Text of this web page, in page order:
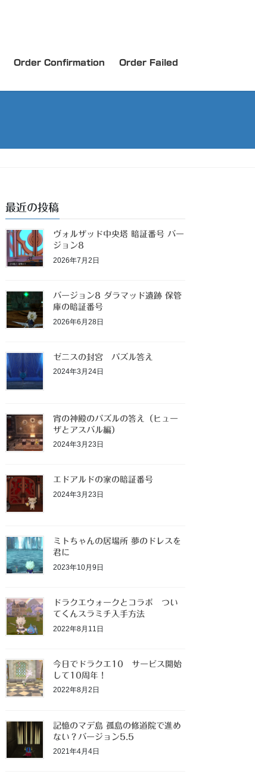
Order Confirmation Order Failed
最近の投稿
ヴォルザッド中央塔 暗証番号 バー
ジョン8
2026年7月2日
バージョン8 ダラマッド遺跡 保管
庫の暗証番号
2026年6月28日
ゼニスの封宮 パズル答え
2024年3月24日
宵の神殿のパズルの答え（ヒュー
ザとアスバル編）
2024年3月23日
エドアルドの家の暗証番号
2024年3月23日
ミトちゃんの居場所 夢のドレスを
君に
2023年10月9日
ドラクエウォークとコラボ つい
てくんスラミチ入手方法
2022年8月11日
今日でドラクエ10 サービス開始
して10周年！
2022年8月2日
記憶のマデ島 孤島の修道院で進め
ない？バージョン5.5
2021年4月4日